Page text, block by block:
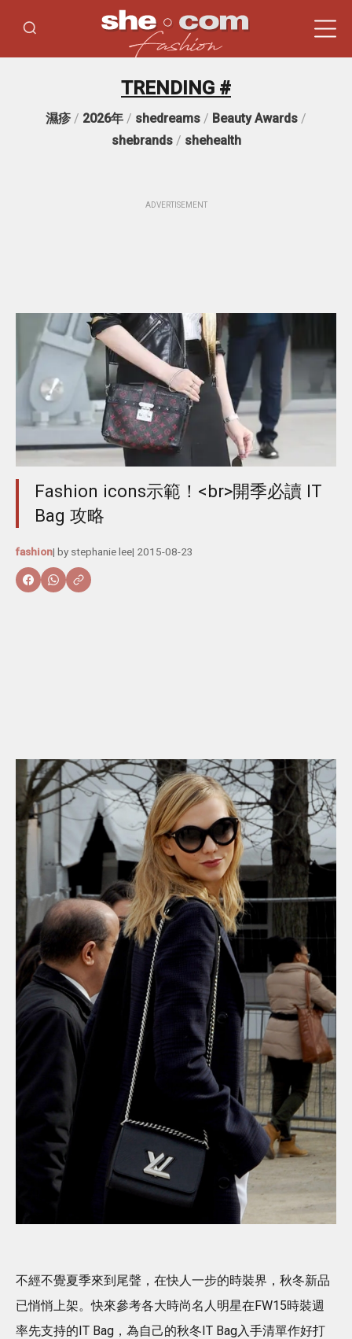
TRENDING #
濕疹 / 2026年 / shedreams / Beauty Awards /
shebrands/ shehealth
ADVERTISEMENT
Fashion icons示範！<br>開季必讀 IT
Bag 攻略
fashion| by stephanie lee| 2015-08-23
不經不覺夏季來到尾聲，在快人一步的時裝界，秋冬新品
已悄悄上架。快來參考各大時尚名人明星在FW15時裝週
率先支持的IT Bag，為自己的秋冬IT Bag入手清單作好打